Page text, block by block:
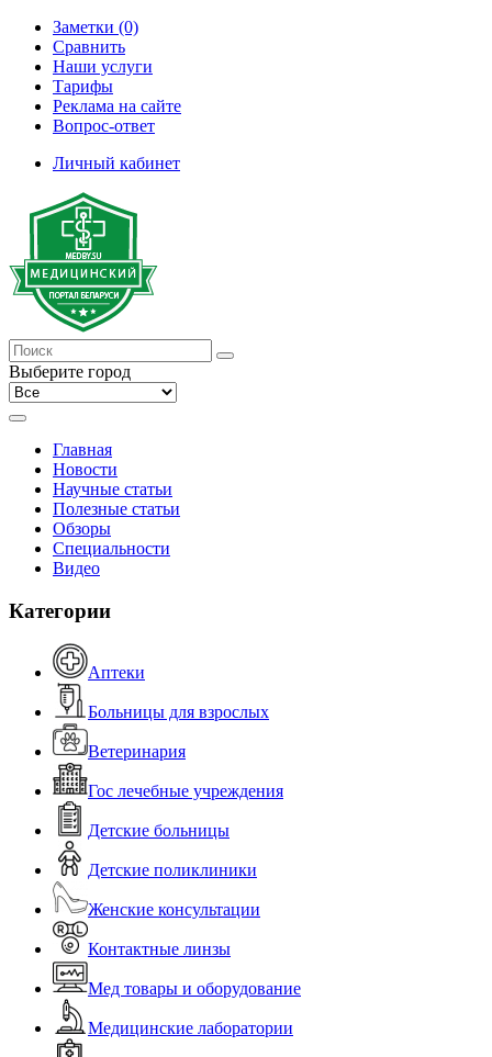
Заметки (0)
Сравнить
Наши услуги
Тарифы
Реклама на сайте
Вопрос-ответ
Личный кабинет
Выберите город
Главная
Новости
Научные статьи
Полезные статьи
Обзоры
Специальности
Видео
Категории
Аптеки
Больницы для взрослых
Ветеринария
Гос лечебные учреждения
Детские больницы
Детские поликлиники
Женские консультации
Контактные линзы
Мед товары и оборудование
Медицинские лаборатории